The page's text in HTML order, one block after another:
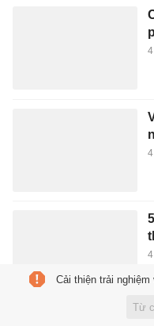
Cải thiện trải
Từ